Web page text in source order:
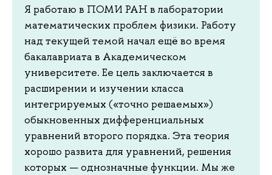
Я работаю в ПОМИ РАН в лаборатории
математических проблем физики. Работу
над текущей темой начал ещё во время
бакалавриата в Академическом
университете. Ее цель заключается в
расширении и изучении класса
интегрируемых («точно решаемых»)
обыкновенных дифференциальных
уравнений второго порядка. Эта теория
хорошо развита для уравнений, решения
которых — однозначные функции. Мы же